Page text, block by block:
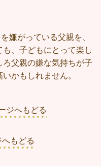
嫌がっている父親を、
、子どもにとって楽し
父親の嫌な気持ちが子
かもしれません。
ジへもどる
へもどる